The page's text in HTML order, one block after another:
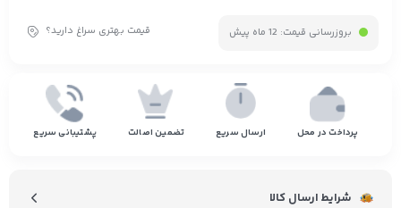
بروزرسانی قیمت: 12 ماه پیش قیمت بهتری سراغ دارید؟
پرداخت در محل ارسال سریع تضمین اصالت پشتیبانی سریع
شرایط ارسال کالا